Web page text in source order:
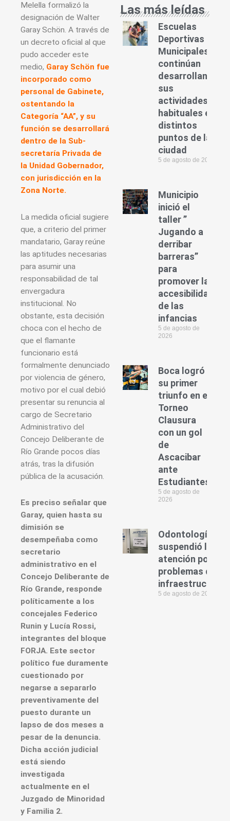
Melella formalizó la
designación de Walter
Garay Schön. A través de
un decreto oficial al que
pudo acceder este
medio, Garay Schön fue
incorporado como
personal de Gabinete,
ostentando la
Categoría “AA”, y su
función se desarrollará
dentro de la Sub-
secretaría Privada de
la Unidad Gobernador,
con jurisdicción en la
Zona Norte.
La medida oficial sugiere
que, a criterio del primer
mandatario, Garay reúne
las aptitudes necesarias
para asumir una
responsabilidad de tal
envergadura
institucional. No
obstante, esta decisión
choca con el hecho de
que el flamante
funcionario está
formalmente denunciado
por violencia de género,
motivo por el cual debió
presentar su renuncia al
cargo de Secretario
Administrativo del
Concejo Deliberante de
Río Grande pocos días
atrás, tras la difusión
pública de la acusación.
Es preciso señalar que
Garay, quien hasta su
dimisión se
desempeñaba como
secretario
administrativo en el
Concejo Deliberante de
Río Grande, responde
políticamente a los
concejales Federico
Runin y Lucía Rossi,
integrantes del bloque
FORJA. Este sector
político fue duramente
cuestionado por
negarse a separarlo
preventivamente del
puesto durante un
lapso de dos meses a
pesar de la denuncia.
Dicha acción judicial
está siendo
investigada
actualmente en el
Juzgado de Minoridad
y Familia 2.
Las más leídas
Escuelas
Deportivas
Municipales
continúan
desarrollando
sus
actividades
habituales en
distintos
puntos de la
ciudad
5 de agosto de 2026
Municipio
inició el
taller ”
Jugando a
derribar
barreras”
para
promover la
accesibilidad
de las
infancias
5 de agosto de
2026
Boca logró
su primer
triunfo en el
Torneo
Clausura
con un gol
de
Ascacibar
ante
Estudiantes
5 de agosto de
2026
Odontología
suspendió la
atención por
problemas de
infraestructura
5 de agosto de 2026